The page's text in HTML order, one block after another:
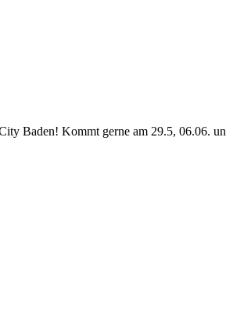
Baden! Kommt gerne am 29.5, 06.06.